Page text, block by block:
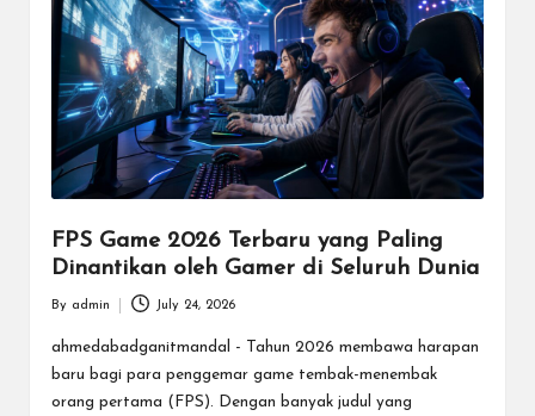
FPS Game 2026 Terbaru yang Paling
Dinantikan oleh Gamer di Seluruh Dunia
by
By admin July 24, 2026
ahmedabadganitmandal - Tahun 2026 membawa harapan
baru bagi para penggemar game tembak-menembak
orang pertama (FPS). Dengan banyak judul yang